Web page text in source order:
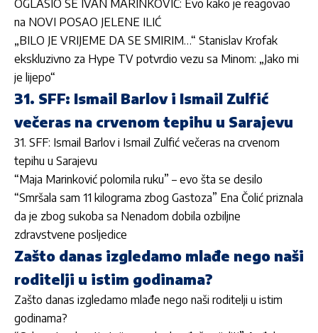
OGLASIO SE IVAN MARINKOVIĆ: Evo kako je reagovao
na NOVI POSAO JELENE ILIĆ
„BILO JE VRIJEME DA SE SMIRIM…“ Stanislav Krofak
ekskluzivno za Hype TV potvrdio vezu sa Minom: „Jako mi
je lijepo“
31. SFF: Ismail Barlov i Ismail Zulfić
večeras na crvenom tepihu u Sarajevu
31. SFF: Ismail Barlov i Ismail Zulfić večeras na crvenom
tepihu u Sarajevu
“Maja Marinković polomila ruku” – evo šta se desilo
“Smršala sam 11 kilograma zbog Gastoza” Ena Čolić priznala
da je zbog sukoba sa Nenadom dobila ozbiljne
zdravstvene posljedice
Zašto danas izgledamo mlađe nego naši
roditelji u istim godinama?
Zašto danas izgledamo mlađe nego naši roditelji u istim
godinama?